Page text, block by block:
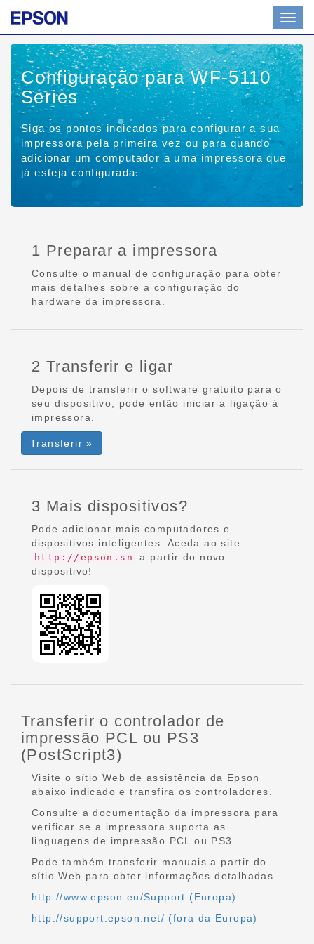
Configuração para WF-5110
Series
Siga os pontos indicados para configurar a sua
impressora pela primeira vez ou para quando
adicionar um computador a uma impressora que
já esteja configurada.
1 Preparar a impressora
Consulte o manual de configuração para obter
mais detalhes sobre a configuração do
hardware da impressora.
2 Transferir e ligar
Depois de transferir o software gratuito para o
seu dispositivo, pode então iniciar a ligação à
impressora.
Transferir »
3 Mais dispositivos?
Pode adicionar mais computadores e
dispositivos inteligentes. Aceda ao site
http://epson.sn
a partir do novo
dispositivo!
Transferir o controlador de
impressão PCL ou PS3
(PostScript3)
Visite o sítio Web de assistência da Epson
abaixo indicado e transfira os controladores.
Consulte a documentação da impressora para
verificar se a impressora suporta as
linguagens de impressão PCL ou PS3.
Pode também transferir manuais a partir do
sítio Web para obter informações detalhadas.
http://www.epson.eu/Support (Europa)
http://support.epson.net/ (fora da Europa)